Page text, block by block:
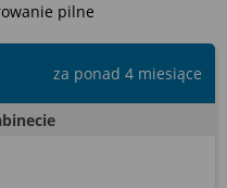
pilne
za ponad 4 miesiące
do serwisu”, aby
przez nas i
danych w
jest dobrowolne, a
chwili cofnąć,